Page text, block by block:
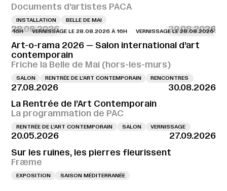
Documents d’artistes PACA
INSTALLATION BELLE DE MAI
28.08.2026 30.08.2026
À 16H VERNISSAGE LE 28.08.2026 À 16H VERNISSAGE LE 28.08.2026 À
Art-o-rama 2026 — Salon international d’art
contemporain
Friche la Belle de Mai (hors-les-murs)
SALON RENTRÉE DE L'ART CONTEMPORAIN RENCONTRES
27.08.2026
30.08.2026
La Rentrée de l’Art Contemporain
La programmation de PAC
RENTRÉE DE L'ART CONTEMPORAIN SALON VERNISSAGE
20.05.2026
27.09.2026
Sur les ruines, les pierres fleurissent
Fræme
EXPOSITION SAISON MÉDITERRANÉE